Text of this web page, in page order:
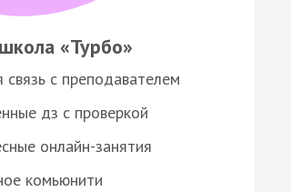
«Турбо»
связь с преподавателем
дз с проверкой
онлайн-занятия
комьюнити